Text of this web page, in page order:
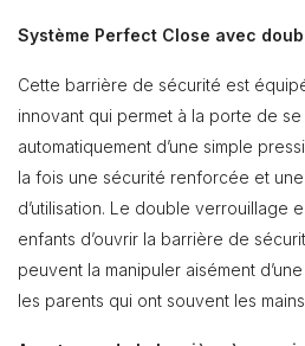
Système Perfect Close avec
Cette barrière de sécurité est
innovant qui permet à la porte de
automatiquement d’une simple
la fois une sécurité renforcée et
d’utilisation. Le double verrouillage
enfants d’ouvrir la barrière de
peuvent la manipuler aisément
les parents qui ont souvent les